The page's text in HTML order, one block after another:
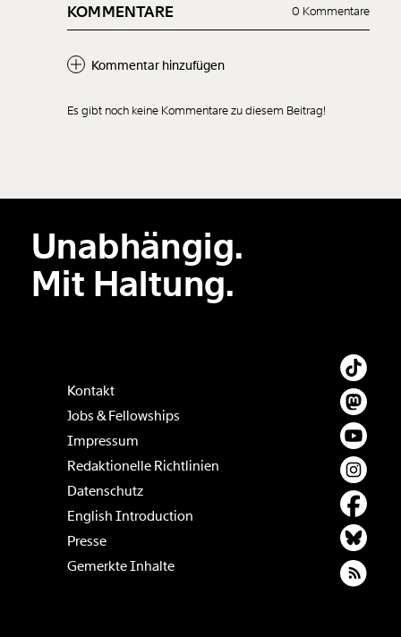
KOMMENTARE 0 Kommentare
Kommentar hinzufügen
Der Inhalt dieses Feldes wird nicht öffentlich zugänglich angezeigt.
Es gibt noch keine Kommentare zu diesem Beitrag!
Unabhängig.
Mit Haltung.
Kontakt
Jobs & Fellowships
Impressum
Redaktionelle Richtlinien
Datenschutz
English Introduction
Presse
Gemerkte Inhalte